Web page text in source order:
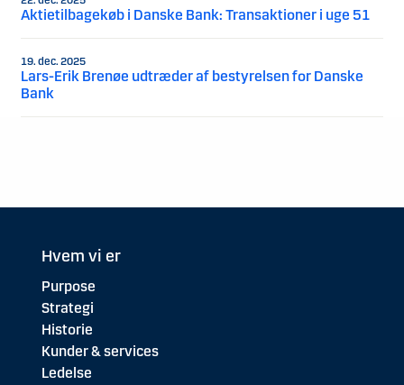
Aktietilbagekøb i Danske Bank: Transaktioner i uge 51
19. dec. 2025
Lars-Erik Brenøe udtræder af bestyrelsen for Danske
Bank
Hvem vi er
Purpose
Strategi
Historie
Kunder & services
Ledelse